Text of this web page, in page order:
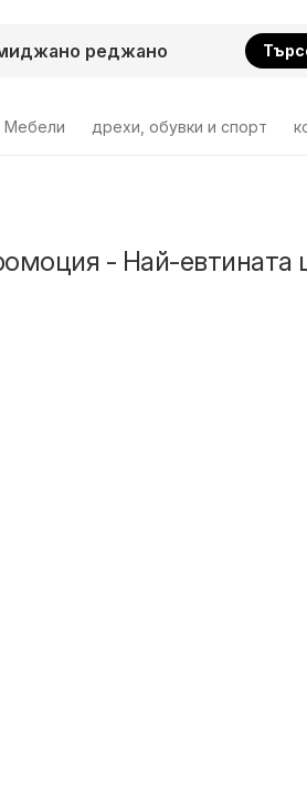
Мебели дрехи, обувки и спорт
- Най-евтината